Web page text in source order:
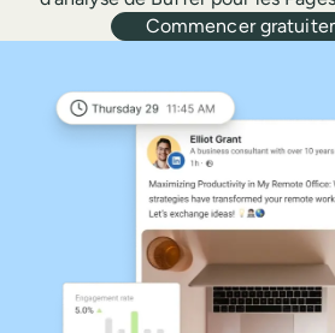
Commencer